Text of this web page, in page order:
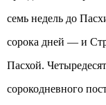
семь недель до
сорока дней — и
Пасхой.
сорокодневного